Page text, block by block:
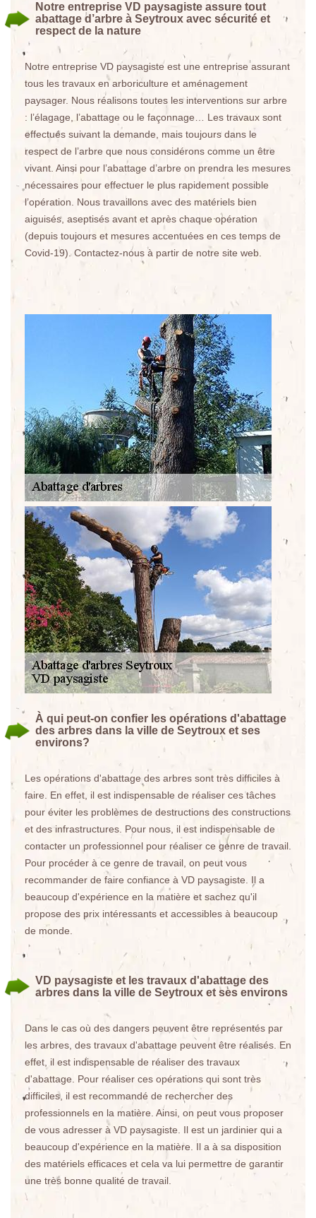
Notre entreprise VD paysagiste assure tout
abattage d’arbre à Seytroux avec sécurité et
respect de la nature
Notre entreprise VD paysagiste est une entreprise assurant
tous les travaux en arboriculture et aménagement
paysager. Nous réalisons toutes les interventions sur arbre
: l’élagage, l’abattage ou le façonnage… Les travaux sont
effectués suivant la demande, mais toujours dans le
respect de l’arbre que nous considérons comme un être
vivant. Ainsi pour l’abattage d’arbre on prendra les mesures
nécessaires pour effectuer le plus rapidement possible
l’opération. Nous travaillons avec des matériels bien
aiguisés, aseptisés avant et après chaque opération
(depuis toujours et mesures accentuées en ces temps de
Covid-19). Contactez-nous à partir de notre site web.
À qui peut-on confier les opérations d'abattage
des arbres dans la ville de Seytroux et ses
environs?
Les opérations d'abattage des arbres sont très difficiles à
faire. En effet, il est indispensable de réaliser ces tâches
pour éviter les problèmes de destructions des constructions
et des infrastructures. Pour nous, il est indispensable de
contacter un professionnel pour réaliser ce genre de travail.
Pour procéder à ce genre de travail, on peut vous
recommander de faire confiance à VD paysagiste. Il a
beaucoup d'expérience en la matière et sachez qu'il
propose des prix intéressants et accessibles à beaucoup
de monde.
VD paysagiste et les travaux d'abattage des
arbres dans la ville de Seytroux et ses environs
Dans le cas où des dangers peuvent être représentés par
les arbres, des travaux d'abattage peuvent être réalisés. En
effet, il est indispensable de réaliser des travaux
d'abattage. Pour réaliser ces opérations qui sont très
difficiles, il est recommandé de rechercher des
professionnels en la matière. Ainsi, on peut vous proposer
de vous adresser à VD paysagiste. Il est un jardinier qui a
beaucoup d'expérience en la matière. Il a à sa disposition
des matériels efficaces et cela va lui permettre de garantir
une très bonne qualité de travail.